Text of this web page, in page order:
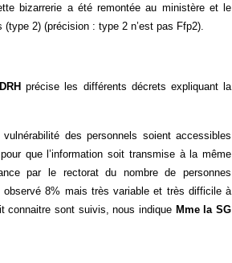
bizarrerie a été remontée au ministère et le
2) (précision : type 2 n’est pas Ffp2).
précise les différents décrets expliquant la
des personnels soient accessibles
que l’information soit transmise à la même
par le rectorat du nombre de personnes
8% mais très variable et très difficile à
connaitre sont suivis, nous indique Mme la SG